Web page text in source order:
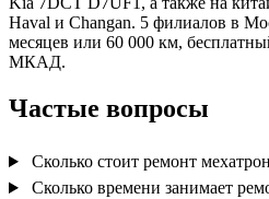
Haval и Changan. 5 филиалов в
месяцев или 60 000 км,
МКАД.
Частые вопросы
Сколько стоит ремонт
Сколько времени занимает